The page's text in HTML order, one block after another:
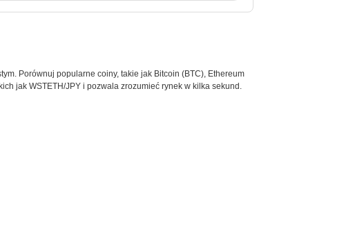
Porównuj popularne coiny, takie jak Bitcoin (BTC), Ethereum
jak WSTETH/JPY i pozwala zrozumieć rynek w kilka sekund.